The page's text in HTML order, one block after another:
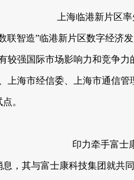
上海临港新片区
联智造”临港新片区数字经济
较强国际市场影响力和竞争力
上海市经信委、上海市通信
。
印力牵手富士
，其与富士康科技集团就共